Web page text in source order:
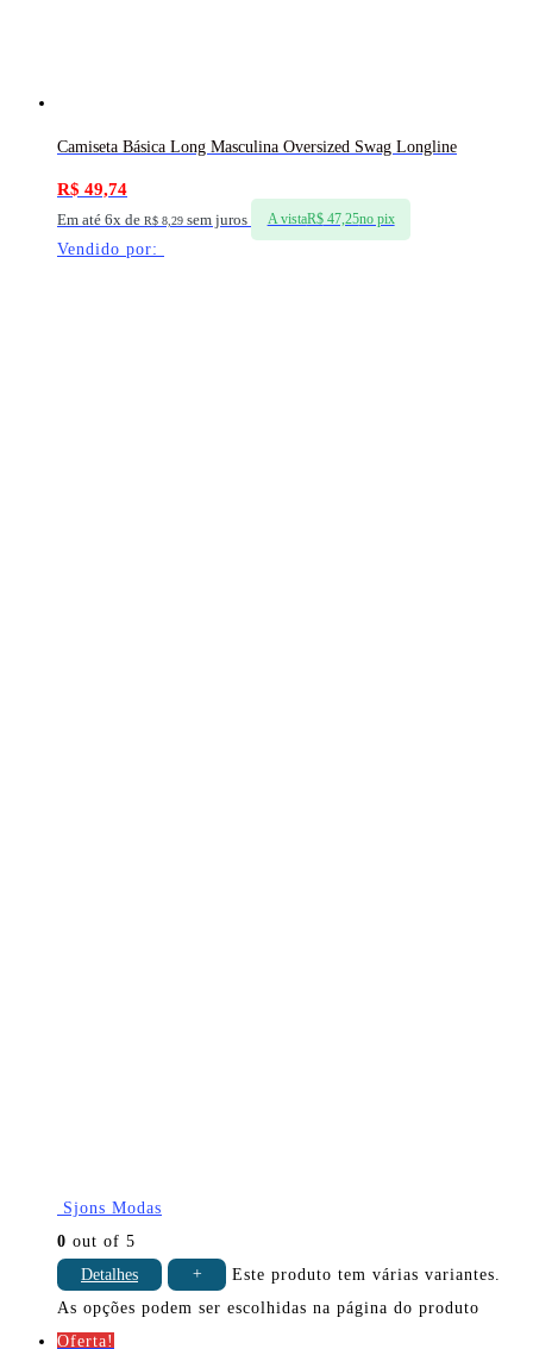
Camiseta Básica Long Masculina Oversized Swag Longline
R$ 49,74
Em até 6x de R$ 8,29 sem juros A vistaR$47,25no pix
Vendido por:
Sjons Modas
0 out of 5
Detalhes
+
Este produto tem várias variantes.
As opções podem ser escolhidas na página do produto
Oferta!